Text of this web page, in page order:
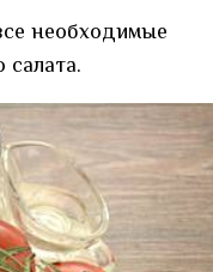
необходимые